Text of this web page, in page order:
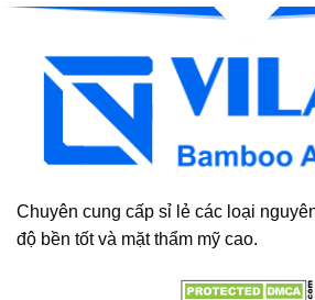
Chuyên cung cấp sỉ lẻ các loại
độ bền tốt và mặt thẩm mỹ cao.